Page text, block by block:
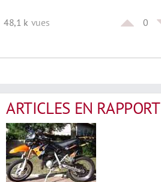
48,1 k vues 0
ARTICLES EN RAPPORT